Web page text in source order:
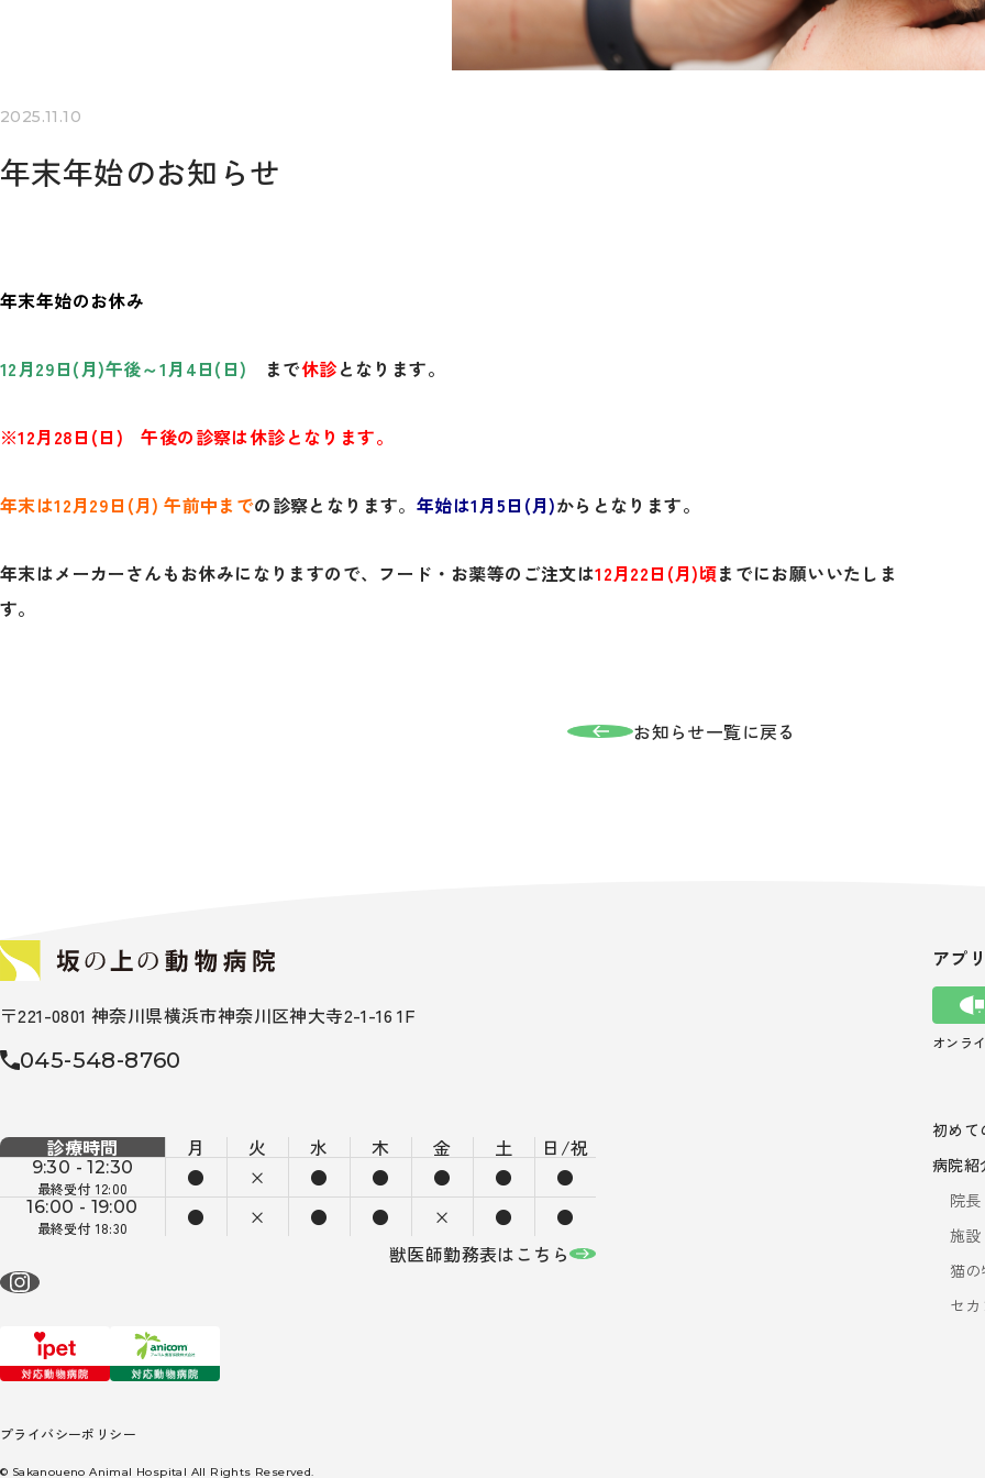
2025.11.10
年末年始のお知らせ
年末年始のお休み
12月29日(月)午後～1月4日(日) まで休診となります。
※12月28日(日) 午後の診察は休診となります。
年末は12月29日(月) 午前中までの診察となります。 年始は1月5日(月)からとなります。
年末はメーカーさんもお休みになりますので、フード・お薬等のご注文は12月22日(月)頃までにお願いいたしま
す。
お知らせ一覧に戻る
〒221-0801 神奈川県横浜市神奈川区神大寺2-1-16 1F
045-548-8760
診療時間 月 火 水 木 金 土 日/祝
9:30 - 12:30
最終受付 12:00 ● × ● ● ● ● ●
16:00 - 19:00
最終受付 18:30 ● × ● ● × ●
●
獣医師勤務表はこちら
プライバシーポリシー
© Sakanoueno Animal Hospital All Rights Reserved.
アプ
オンラ
初めて
病院紹
院
施
猫
セ